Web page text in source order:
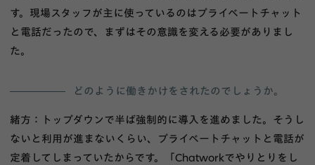
す。現場スタッフが主に使っているのはプライベートチャット
と電話だったので、まずはその意識を変える必要がありまし
た。
どのように働きかけをされたのでしょうか。
緒方：トップダウンで半ば強制的に導入を進めました。そうし
ないと利用が進まないくらい、プライベートチャットと電話が
定着してしまっていたからです。「Chatworkでやりとりをし